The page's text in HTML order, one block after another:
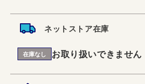
ネットストア在庫
在庫なし お取り扱いできません